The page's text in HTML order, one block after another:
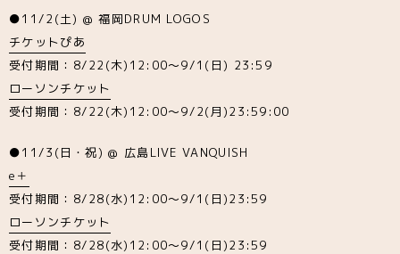
●11/2(土) @ 福岡DRUM LOGOS
チケットぴあ
受付期間：8/22(木)12:00～9/1(日) 23:59
ローソンチケット
受付期間：8/22(木)12:00～9/2(月)23:59:00
●11/3(日・祝) @ 広島LIVE VANQUISH
e＋
受付期間：8/28(水)12:00～9/1(日)23:59
ローソンチケット
受付期間：8/28(水)12:00～9/1(日)23:59